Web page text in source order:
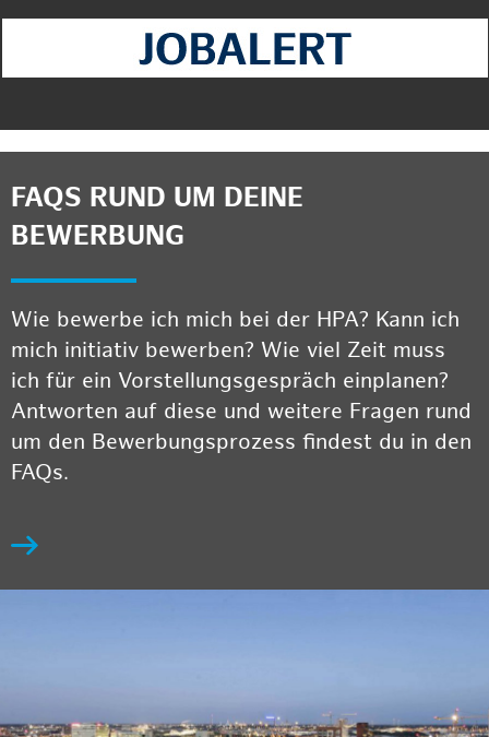
FAQS RUND UM DEINE
BEWERBUNG
Wie bewerbe ich mich bei der HPA? Kann ich
mich initiativ bewerben? Wie viel Zeit muss
ich für ein Vorstellungsgespräch einplanen?
Antworten auf diese und weitere Fragen rund
um den Bewerbungsprozess findest du in den
FAQs.